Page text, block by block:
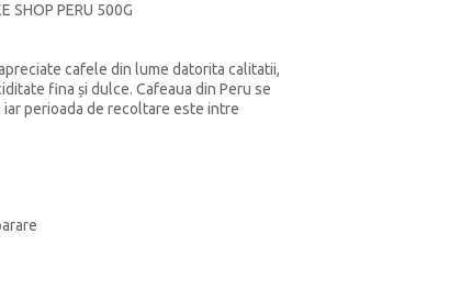
SHOP PERU 500G
cafele din lume datorita calitatii,
fina și dulce. Cafeaua din Peru se
perioada de recoltare este intre